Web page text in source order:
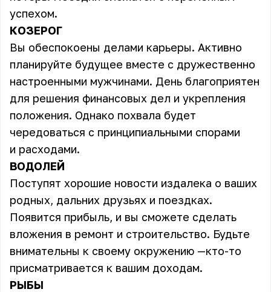
успехом.
КОЗЕРОГ
Вы обеспокоены делами карьеры. Активно
планируйте будущее вместе с дружественно
настроенными мужчинами. День благоприятен
для решения финансовых дел и укрепления
положения. Однако похвала будет
чередоваться с принципиальными спорами
и расходами.
ВОДОЛЕЙ
Поступят хорошие новости издалека о ваших
родных, дальних друзьях и поездках.
Появится прибыль, и вы сможете сделать
вложения в ремонт и строительство. Будьте
внимательны к своему окружению —кто-то
присматривается к вашим доходам.
РЫБЫ